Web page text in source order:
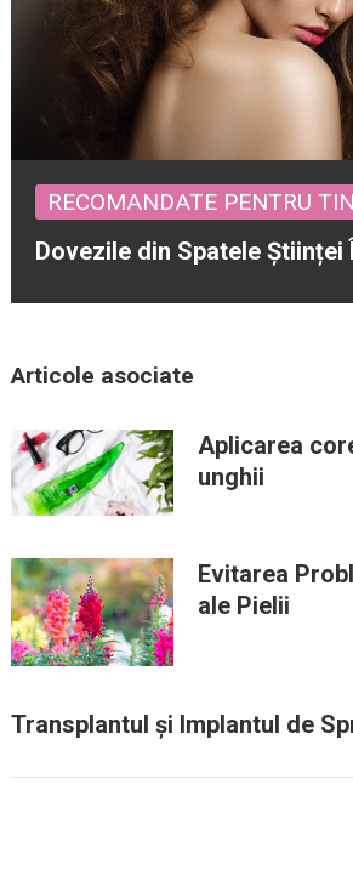
RECOMANDATE PENTRU
Dovezile din Spatele
Articole asociate
Aplicarea
unghii
Evitarea
ale Pielii
Transplantul și Implantul de